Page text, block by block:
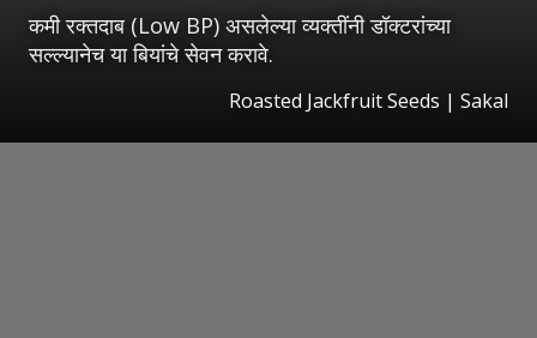
कमी रक्तदाब (Low BP) असलेल्या व्यक्तींनी डॉक्टरांच्या
सल्ल्यानेच या बियांचे सेवन करावे.
Roasted Jackfruit Seeds | Sakal